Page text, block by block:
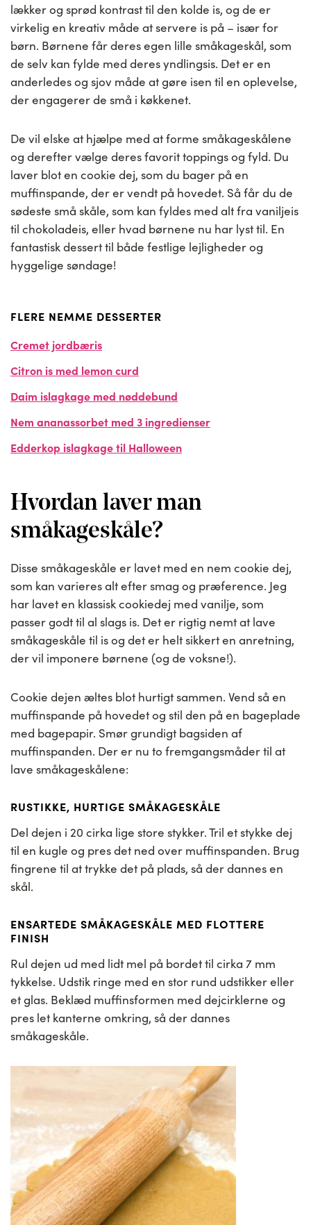
lækker og sprød kontrast til den kolde is, og de er
virkelig en kreativ måde at servere is på – især for
børn. Børnene får deres egen lille småkageskål, som
de selv kan fylde med deres yndlingsis. Det er en
anderledes og sjov måde at gøre isen til en oplevelse,
der engagerer de små i køkkenet.
De vil elske at hjælpe med at forme småkageskålene
og derefter vælge deres favorit toppings og fyld. Du
laver blot en cookie dej, som du bager på en
muffinspande, der er vendt på hovedet. Så får du de
sødeste små skåle, som kan fyldes med alt fra vaniljeis
til chokoladeis, eller hvad børnene nu har lyst til. En
fantastisk dessert til både festlige lejligheder og
hyggelige søndage!
FLERE NEMME DESSERTER
Cremet jordbæris
Citron is med lemon curd
Daim islagkage med nøddebund
Nem ananassorbet med 3 ingredienser
Edderkop islagkage til Halloween
Hvordan laver man
småkageskåle?
Disse småkageskåle er lavet med en nem cookie dej,
som kan varieres alt efter smag og præference. Jeg
har lavet en klassisk cookiedej med vanilje, som
passer godt til al slags is. Det er rigtig nemt at lave
småkageskåle til is og det er helt sikkert en anretning,
der vil imponere børnene (og de voksne!).
Cookie dejen æltes blot hurtigt sammen. Vend så en
muffinspande på hovedet og stil den på en bageplade
med bagepapir. Smør grundigt bagsiden af
muffinspanden. Der er nu to fremgangsmåder til at
lave småkageskålene:
RUSTIKKE, HURTIGE SMÅKAGESKÅLE
Del dejen i 20 cirka lige store stykker. Tril et stykke dej
til en kugle og pres det ned over muffinspanden. Brug
fingrene til at trykke det på plads, så der dannes en
skål.
ENSARTEDE SMÅKAGESKÅLE MED FLOTTERE
FINISH
Rul dejen ud med lidt mel på bordet til cirka 7 mm
tykkelse. Udstik ringe med en stor rund udstikker eller
et glas. Beklæd muffinsformen med dejcirklerne og
pres let kanterne omkring, så der dannes
småkageskåle.